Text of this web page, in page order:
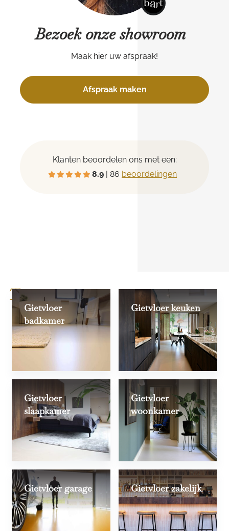
Bezoek onze showroom
Maak hier uw afspraak!
Afspraak maken
Klanten beoordelen ons met een:
8.9
| 86 beoordelingen
Toepassingen
Gietvloer
badkamer
Gietvloer keuken
Gietvloer
slaapkamer
Gietvloer
woonkamer
Gietvloer garage Gietvloer zakelijk